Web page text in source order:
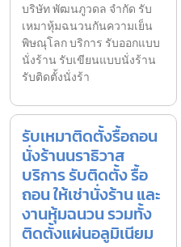
บริษัท พัฒนภูวดล จำกัด รับ
เหมาหุ้มฉนวนกันความเย็น
พิษณุโลก บริการ รับออกแบบ
นั่งร้าน รับเขียนแบบนั่งร้าน
รับติดตั้งนั่งร้า
รับเหมาติดตั้งรื้อถอน
นั่งร้านนราธิวาส
บริการ รับติดตั้ง รื้อ
ถอน ให้เช่านั่งร้าน และ
งานหุ้มฉนวน รวมทั้ง
ติดตั้งแผ่นอลูมิเนียม